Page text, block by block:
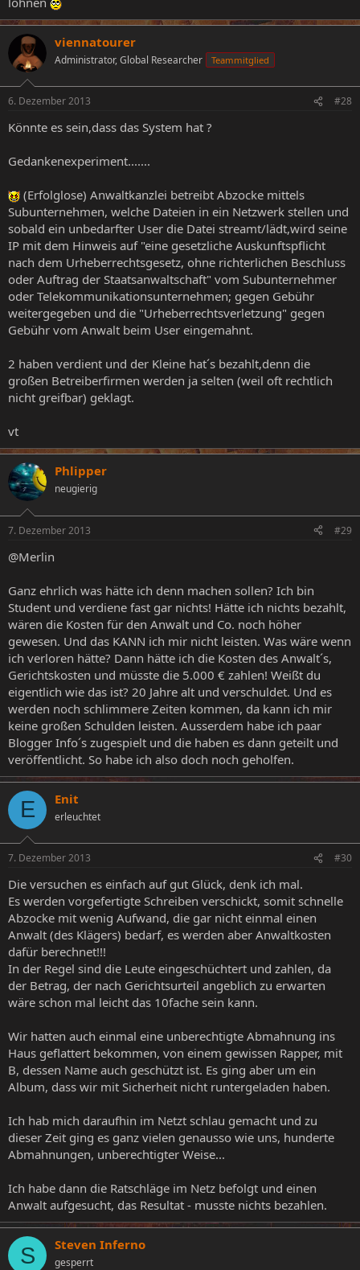
viennatourer
Administrator, Global Researcher Teammitglied
6. Dezember 2013 #28
Könnte es sein,dass das System hat ?
Gedankenexperiment.......
(Erfolglose) Anwaltkanzlei betreibt Abzocke mittels
Subunternehmen, welche Dateien in ein Netzwerk stellen und
sobald ein unbedarfter User die Datei streamt/lädt,wird seine
IP mit dem Hinweis auf "eine gesetzliche Auskunftspflicht
nach dem Urheberrechtsgesetz, ohne richterlichen Beschluss
oder Auftrag der Staatsanwaltschaft" vom Subunternehmer
oder Telekommunikationsunternehmen; gegen Gebühr
weitergegeben und die "Urheberrechtsverletzung" gegen
Gebühr vom Anwalt beim User eingemahnt.
2 haben verdient und der Kleine hat´s bezahlt,denn die
großen Betreiberfirmen werden ja selten (weil oft rechtlich
nicht greifbar) geklagt.
vt
Phlipper
neugierig
7. Dezember 2013 #29
@Merlin
Ganz ehrlich was hätte ich denn machen sollen? Ich bin
Student und verdiene fast gar nichts! Hätte ich nichts bezahlt,
wären die Kosten für den Anwalt und Co. noch höher
gewesen. Und das KANN ich mir nicht leisten. Was wäre wenn
ich verloren hätte? Dann hätte ich die Kosten des Anwalt´s,
Gerichtskosten und müsste die 5.000 € zahlen! Weißt du
eigentlich wie das ist? 20 Jahre alt und verschuldet. Und es
werden noch schlimmere Zeiten kommen, da kann ich mir
keine großen Schulden leisten. Ausserdem habe ich paar
Blogger Info´s zugespielt und die haben es dann geteilt und
veröffentlicht. So habe ich also doch noch geholfen.
E Enit
erleuchtet
7. Dezember 2013 #30
Die versuchen es einfach auf gut Glück, denk ich mal.
Es werden vorgefertigte Schreiben verschickt, somit schnelle
Abzocke mit wenig Aufwand, die gar nicht einmal einen
Anwalt (des Klägers) bedarf, es werden aber Anwaltkosten
dafür berechnet!!!
In der Regel sind die Leute eingeschüchtert und zahlen, da
der Betrag, der nach Gerichtsurteil angeblich zu erwarten
wäre schon mal leicht das 10fache sein kann.
Wir hatten auch einmal eine unberechtigte Abmahnung ins
Haus geflattert bekommen, von einem gewissen Rapper, mit
B, dessen Name auch geschützt ist. Es ging aber um ein
Album, dass wir mit Sicherheit nicht runtergeladen haben.
Ich hab mich daraufhin im Netzt schlau gemacht und zu
dieser Zeit ging es ganz vielen genausso wie uns, hunderte
Abmahnungen, unberechtigter Weise...
Ich habe dann die Ratschläge im Netz befolgt und einen
Anwalt aufgesucht, das Resultat - musste nichts bezahlen.
S Steven Inferno
gesperrt